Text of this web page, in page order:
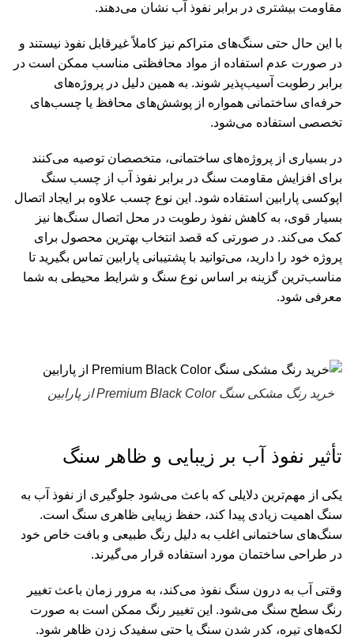
مقاومت بیشتری در برابر نفوذ آب نشان می‌دهند.
با این حال حتی سنگ‌های متراکم نیز کاملاً غیرقابل نفوذ نیستند و
در صورت عدم استفاده از مواد محافظتی مناسب ممکن است در
برابر رطوبت آسیب‌پذیر شوند. به همین دلیل در پروژه‌های
حرفه‌ای ساختمانی همواره از پوشش‌های محافظ یا چسب‌های
تخصصی استفاده می‌شود.
در بسیاری از پروژه‌های ساختمانی، متخصصان توصیه می‌کنند
برای افزایش مقاومت سنگ در برابر نفوذ آب از چسب سنگ
اپوکسی پارابین استفاده شود. این نوع چسب علاوه بر ایجاد اتصال
بسیار قوی، به کاهش نفوذ رطوبت در محل اتصال سنگ‌ها نیز
کمک می‌کند. در صورتی که قصد انتخاب بهترین محصول برای
پروژه خود را دارید، می‌توانید با پشتیبانی پارابین تماس بگیرید تا
مناسب‌ترین گزینه بر اساس نوع سنگ و شرایط محیطی به شما
معرفی شود.
خرید رنگ مشکی سنگ Premium Black Color از پارابین
تأثیر نفوذ آب بر زیبایی و ظاهر سنگ
یکی از مهم‌ترین دلایلی که باعث می‌شود جلوگیری از نفوذ آب به
سنگ اهمیت زیادی پیدا کند، حفظ زیبایی ظاهری سنگ است.
سنگ‌های ساختمانی اغلب به دلیل رنگ طبیعی و بافت خاص خود
در طراحی ساختمان مورد استفاده قرار می‌گیرند.
وقتی آب به درون سنگ نفوذ می‌کند، به مرور زمان باعث تغییر
رنگ سطح سنگ می‌شود. این تغییر رنگ ممکن است به صورت
لکه‌های تیره، کدر شدن سنگ یا حتی سفیدک زدن ظاهر شود.